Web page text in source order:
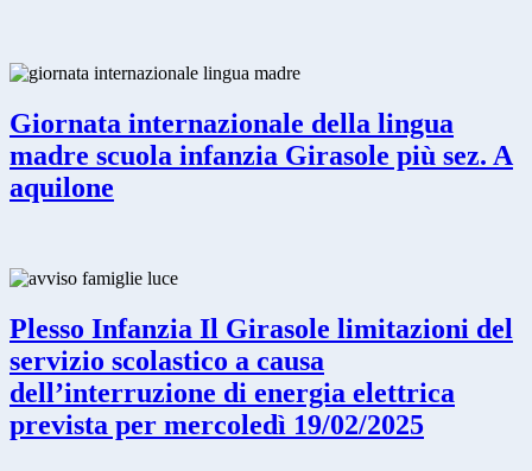
Giornata internazionale della lingua
madre scuola infanzia Girasole più sez. A
aquilone
Plesso Infanzia Il Girasole limitazioni del
servizio scolastico a causa
dell’interruzione di energia elettrica
prevista per mercoledì 19/02/2025